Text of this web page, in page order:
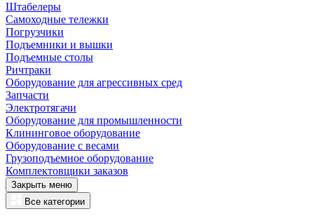
Штабелеры
Самоходные тележки
Погрузчики
Подъемники и вышки
Подъемные столы
Ричтраки
Оборудование для агрессивных сред
Запчасти
Электротягачи
Оборудование для промышленности
Клининговое оборудование
Оборудование с весами
Грузоподъемное оборудование
Комплектовщики заказов
Закрыть меню
Все категории